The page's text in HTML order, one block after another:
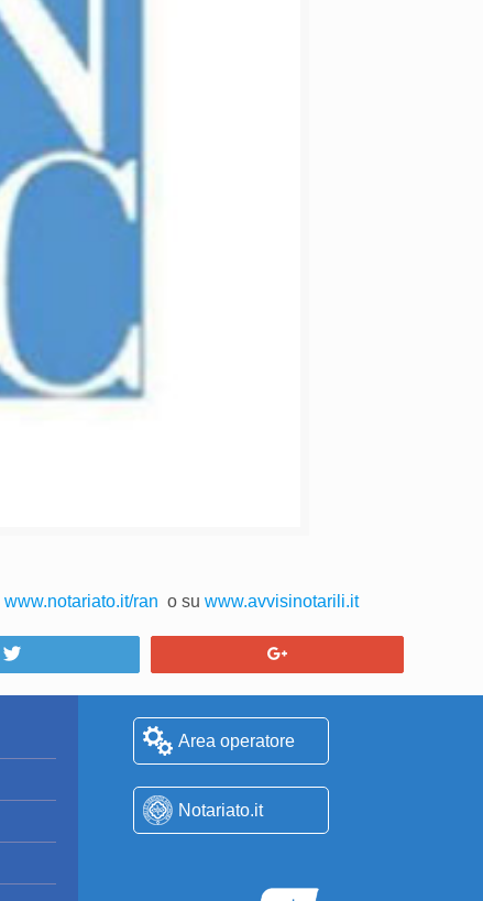
www.notariato.it/ran o su www.avvisinotarili.it
Area operatore
Notariato.it